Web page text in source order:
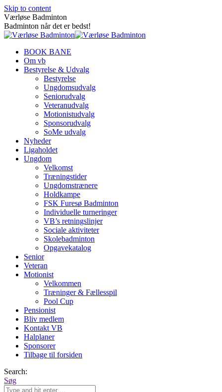
Skip to content
Værløse Badminton
Badminton når det er bedst!
BOOK BANE
Om vb
Bestyrelse & Udvalg
Bestyrelse
Ungdomsudvalg
Seniorudvalg
Veteranudvalg
Motionistudvalg
Sponsorudvalg
SoMe udvalg
Nyheder
Ligaholdet
Ungdom
Velkomst
Træningstider
Ungdomstrænere
Holdkampe
FSK Furesø Badminton
Individuelle turneringer
VB’s retningslinjer
Sociale aktiviteter
Skolebadminton
Opgavekatalog
Senior
Veteran
Motionist
Velkommen
Træninger & Fællesspil
Pool Cup
Pensionist
Bliv medlem
Kontakt VB
Halplaner
Sponsorer
Tilbage til forsiden
Search:
Søg